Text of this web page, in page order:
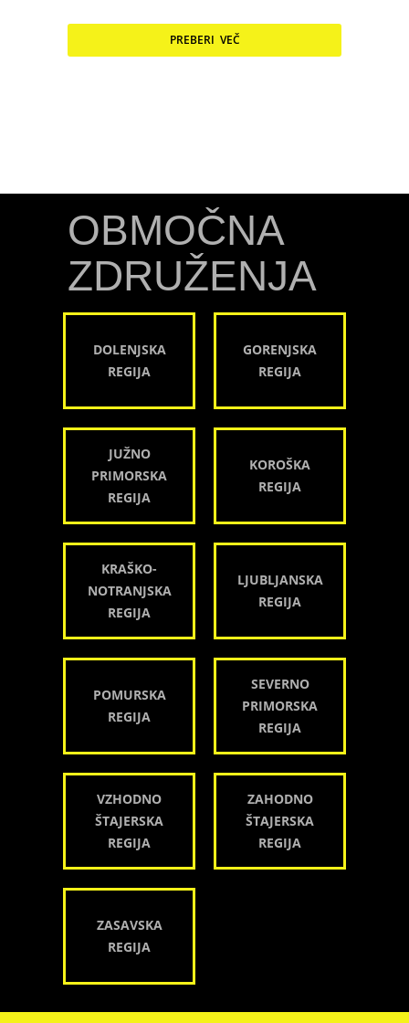
PREBERI VEČ
OBMOČNA
ZDRUŽENJA
DOLENJSKA
REGIJA
GORENJSKA
REGIJA
JUŽNO
PRIMORSKA
REGIJA
KOROŠKA
REGIJA
KRAŠKO-
NOTRANJSKA
REGIJA
LJUBLJANSKA
REGIJA
POMURSKA
REGIJA
SEVERNO
PRIMORSKA
REGIJA
VZHODNO
ŠTAJERSKA
REGIJA
ZAHODNO
ŠTAJERSKA
REGIJA
ZASAVSKA
REGIJA